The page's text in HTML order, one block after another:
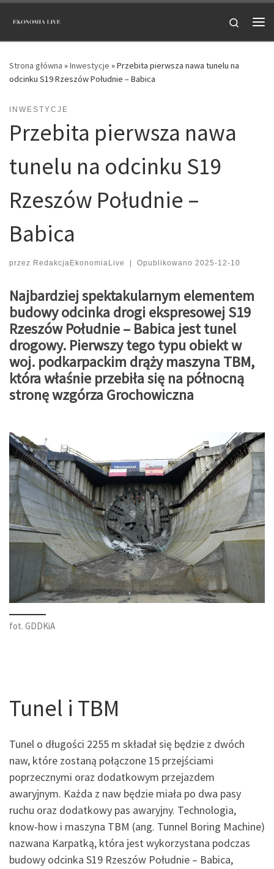
Przejdź do treści
Search
Strona główna »Inwestycje »Przebita pierwsza nawa tunelu na
odcinku S19 Rzeszów Południe – Babica
INWESTYCJE
Przebita pierwsza nawa
tunelu na odcinku S19
Rzeszów Południe –
Babica
przez RedakcjaEkonomiaLive | Opublikowano 2025-12-10
Najbardziej spektakularnym elementem
budowy odcinka drogi ekspresowej S19
Rzeszów Południe – Babica jest tunel
drogowy. Pierwszy tego typu obiekt w
woj. podkarpackim drąży maszyna TBM,
która właśnie przebiła się na północną
stronę wzgórza Grochowiczna
fot. GDDKiA
Tunel i TBM
Tunel o długości 2255 m składał się będzie z dwóch
naw, które zostaną połączone 15 przejściami
poprzecznymi oraz dodatkowym przejazdem
awaryjnym. Każda z naw będzie miała po dwa pasy
ruchu oraz dodatkowy pas awaryjny. Technologia,
know-how i maszyna TBM (ang. Tunnel Boring Machine)
nazwana Karpatką, która jest wykorzystana podczas
budowy odcinka S19 Rzeszów Południe – Babica,